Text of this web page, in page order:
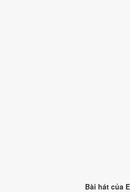
Bài hát của